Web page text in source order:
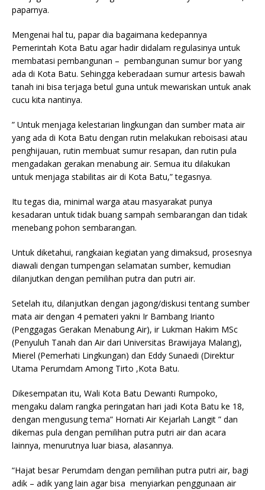
paparnya.
Mengenai hal tu, papar dia bagaimana kedepannya
Pemerintah Kota Batu agar hadir didalam regulasinya untuk
membatasi pembangunan – pembangunan sumur bor yang
ada di Kota Batu. Sehingga keberadaan sumur artesis bawah
tanah ini bisa terjaga betul guna untuk mewariskan untuk anak
cucu kita nantinya.
” Untuk menjaga kelestarian lingkungan dan sumber mata air
yang ada di Kota Batu dengan rutin melakukan reboisasi atau
penghijauan, rutin membuat sumur resapan, dan rutin pula
mengadakan gerakan menabung air. Semua itu dilakukan
untuk menjaga stabilitas air di Kota Batu,” tegasnya.
Itu tegas dia, minimal warga atau masyarakat punya
kesadaran untuk tidak buang sampah sembarangan dan tidak
menebang pohon sembarangan.
Untuk diketahui, rangkaian kegiatan yang dimaksud, prosesnya
diawali dengan tumpengan selamatan sumber, kemudian
dilanjutkan dengan pemilihan putra dan putri air.
Setelah itu, dilanjutkan dengan jagong/diskusi tentang sumber
mata air dengan 4 pemateri yakni Ir Bambang Irianto
(Penggagas Gerakan Menabung Air), ir Lukman Hakim MSc
(Penyuluh Tanah dan Air dari Universitas Brawijaya Malang),
Mierel (Pemerhati Lingkungan) dan Eddy Sunaedi (Direktur
Utama Perumdam Among Tirto ,Kota Batu.
Dikesempatan itu, Wali Kota Batu Dewanti Rumpoko,
mengaku dalam rangka peringatan hari jadi Kota Batu ke 18,
dengan mengusung tema” Hornati Air Kejarlah Langit ” dan
dikemas pula dengan pemilihan putra putri air dan acara
lainnya, menurutnya luar biasa, alasannya.
“Hajat besar Perumdam dengan pemilihan putra putri air, bagi
adik – adik yang lain agar bisa menyiarkan penggunaan air